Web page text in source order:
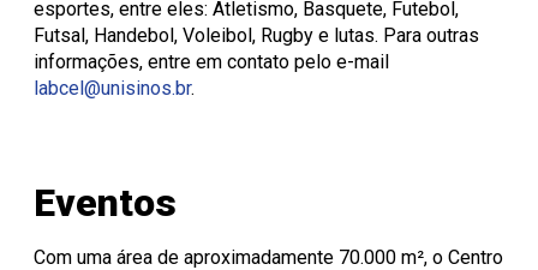
esportes, entre eles: Atletismo, Basquete, Futebol,
Futsal, Handebol, Voleibol, Rugby e lutas. Para outras
informações, entre em contato pelo e-mail
labcel@unisinos.br.
Eventos
Com uma área de aproximadamente 70.000 m², o Centro